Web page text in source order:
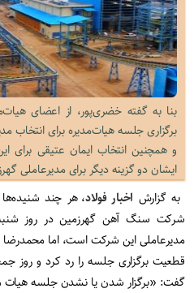
بنا به گفته خضری‌پور، از اعضای
برگزاری جلسه هیات‌مدیره برای انتخاب
و همچنین انتخاب ایمان عتیقی
ایشان دو گزینه دیگر برای مدیرعاملی
به گزارش اخبار فولاد، هر چند
شرکت سنگ آهن گهرزمین در روز
مدیرعاملی این شرکت است، اما
قطعیت برگزاری جلسه را رد کرد و روز
گفت: «برگزار شدن یا نشدن جلسه هیات